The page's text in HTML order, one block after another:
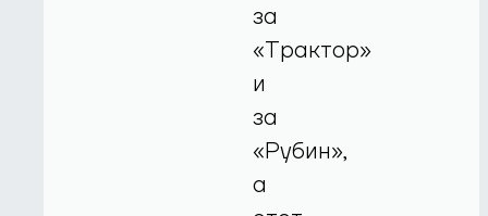
за
«Трактор»
и
за
«Рубин»,
а